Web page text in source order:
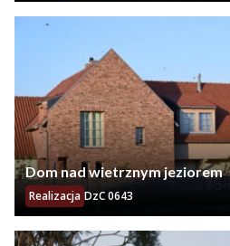
Dom nad wietrznym jeziorem
Realizacja DzC 0643